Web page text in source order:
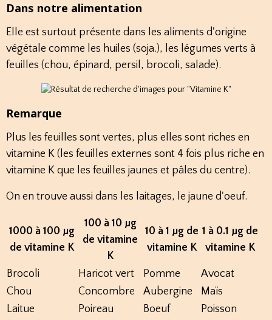
Dans notre alimentation
Elle est surtout présente dans les aliments d'origine
végétale comme les huiles (soja.), les légumes verts à
feuilles (chou, épinard, persil, brocoli, salade).
Remarque
Plus les feuilles sont vertes, plus elles sont riches en
vitamine K (les feuilles externes sont 4 fois plus riche en
vitamine K que les feuilles jaunes et pâles du centre).
On en trouve aussi dans les laitages, le jaune d'oeuf.
1000 à 100 µg
de vitamine K
100 à 10 µg
de vitamine
K
10 à 1 µg de
vitamine K
1 à 0.1 µg de
vitamine K
Brocoli Haricot vert Pomme
Avocat
Chou
Concombre Aubergine
Maïs
Laitue
Poireau Boeuf Poisson